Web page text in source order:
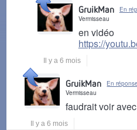
GruikMan
En
Vermisseau
en vidéo
https://
Il y a 6 mois
GruikMan
En
Vermisseau
faudrait voir
Il y a 6 mois